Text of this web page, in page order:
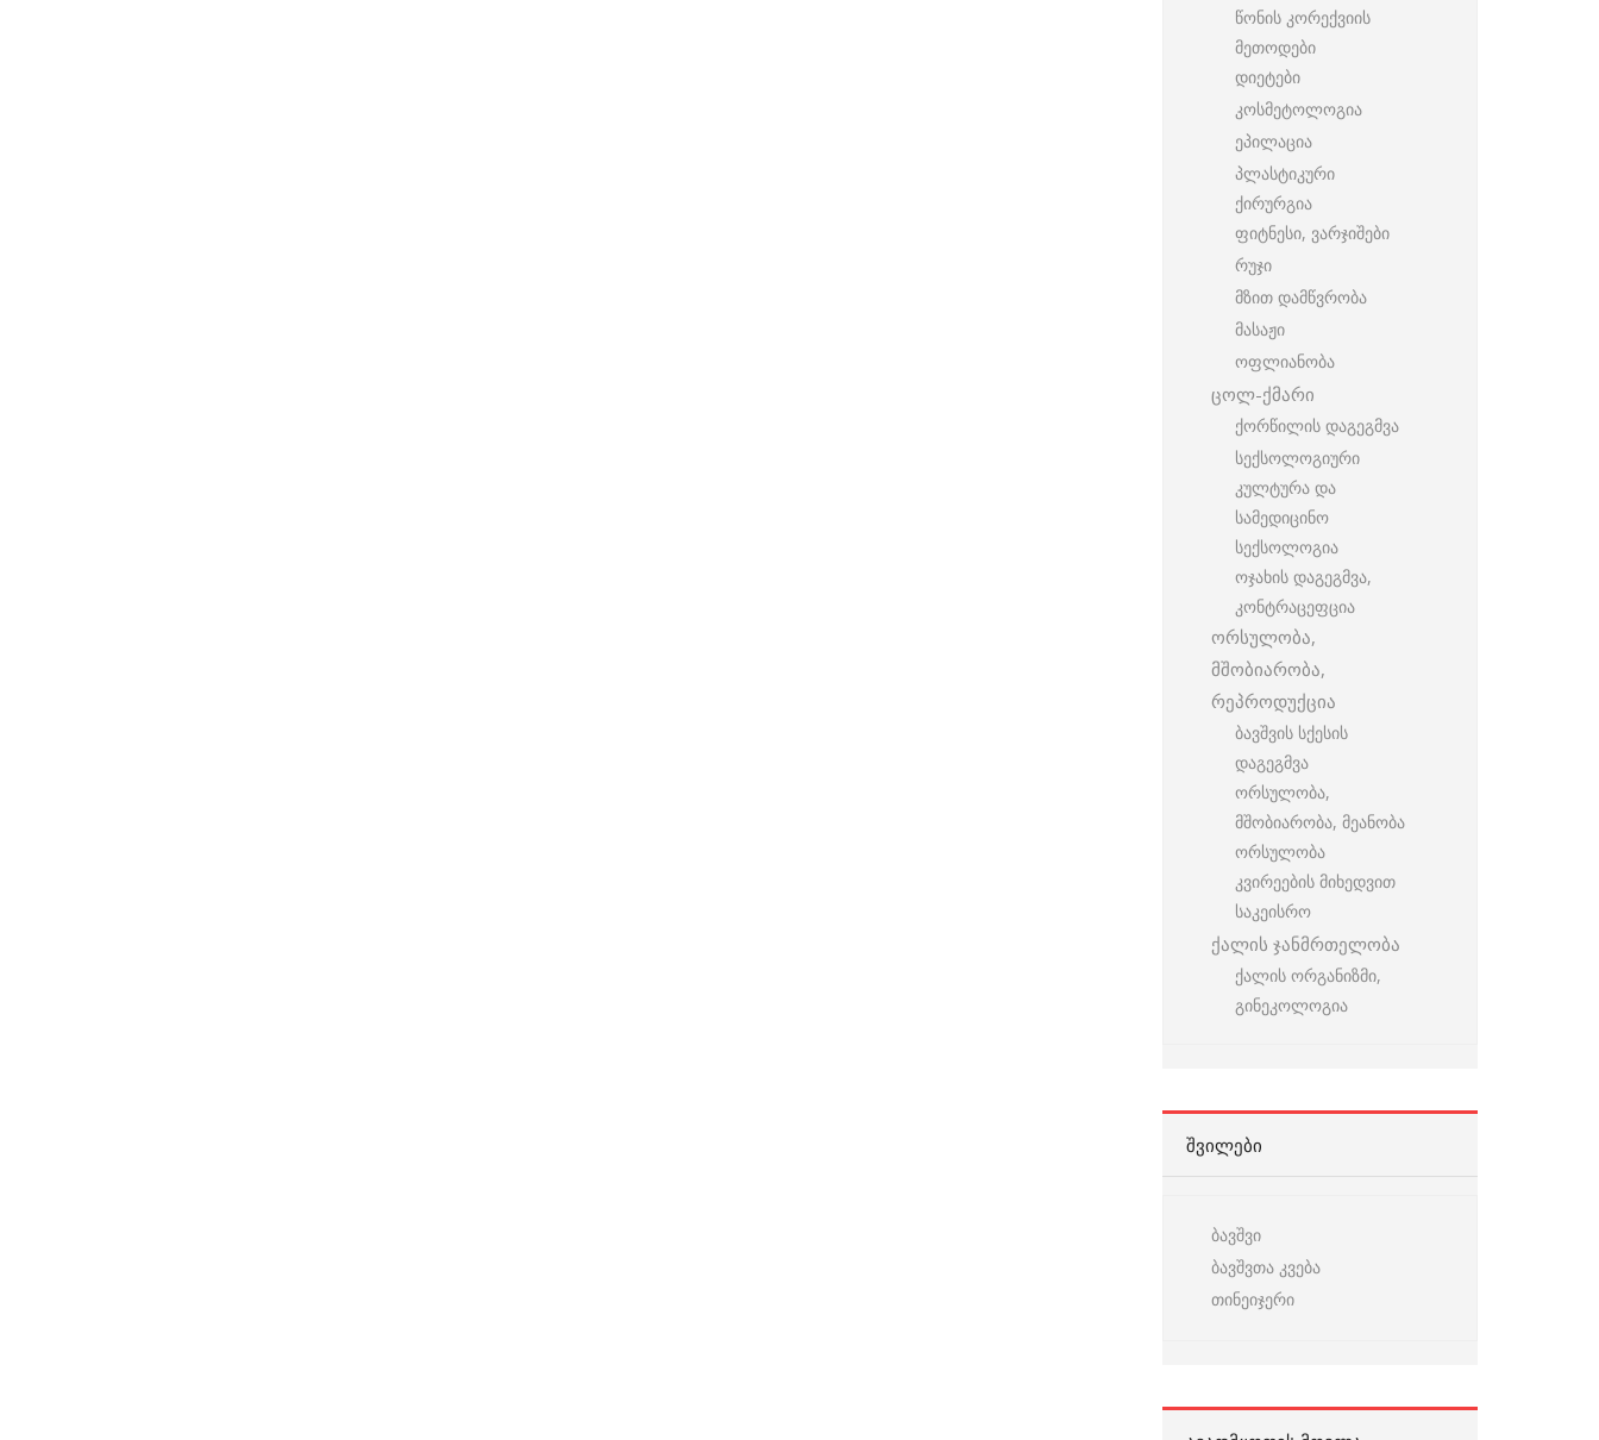
წონის კორექვიის
მეთოდები
დიეტები
კოსმეტოლოგია
ეპილაცია
პლასტიკური
ქირურგია
ფიტნესი, ვარჯიშები
რუჯი
მზით დამწვრობა
მასაჟი
ოფლიანობა
ცოლ-ქმარი
ქორწილის დაგეგმვა
სექსოლოგიური
კულტურა და
სამედიცინო
სექსოლოგია
ოჯახის დაგეგმვა,
კონტრაცეფცია
ორსულობა,
მშობიარობა,
რეპროდუქცია
ბავშვის სქესის
დაგეგმვა
ორსულობა,
მშობიარობა, მეანობა
ორსულობა
კვირეების მიხედვით
საკეისრო
ქალის ჯანმრთელობა
ქალის ორგანიზმი,
გინეკოლოგია
ᲨᲕᲘᲚᲔᲑᲘ
ბავშვი
ბავშვთა კვება
თინეიჯერი